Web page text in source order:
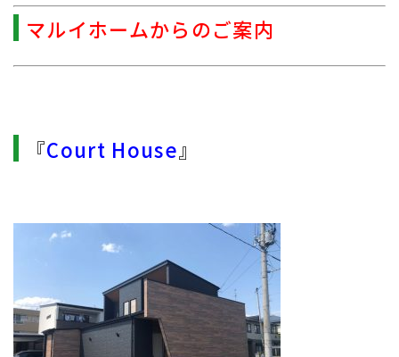
マルイホームからのご案内
『Court House』